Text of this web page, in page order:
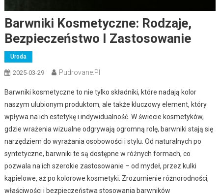
Barwniki Kosmetyczne: Rodzaje,
Bezpieczeństwo I Zastosowanie
Uroda
2025-03-29 Pudrovane.pl
Barwniki kosmetyczne to nie tylko składniki, które nadają kolor
naszym ulubionym produktom, ale także kluczowy element, który
wpływa na ich estetykę i indywidualność. W świecie kosmetyków,
gdzie wrażenia wizualne odgrywają ogromną rolę, barwniki stają się
narzędziem do wyrażania osobowości i stylu. Od naturalnych po
syntetyczne, barwniki te są dostępne w różnych formach, co
pozwala na ich szerokie zastosowanie – od mydeł, przez kulki
kąpielowe, aż po kolorowe kosmetyki. Zrozumienie różnorodności,
właściwości i bezpieczeństwa stosowania barwników